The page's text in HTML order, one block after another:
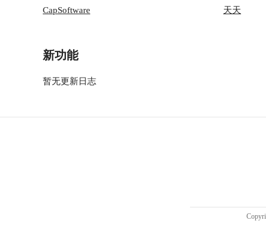
CapSoftware 天天
新功能
暂无更新日志